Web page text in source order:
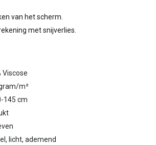
van het scherm.
met snijverlies.
Viscose
m²
145 cm
licht, ademend